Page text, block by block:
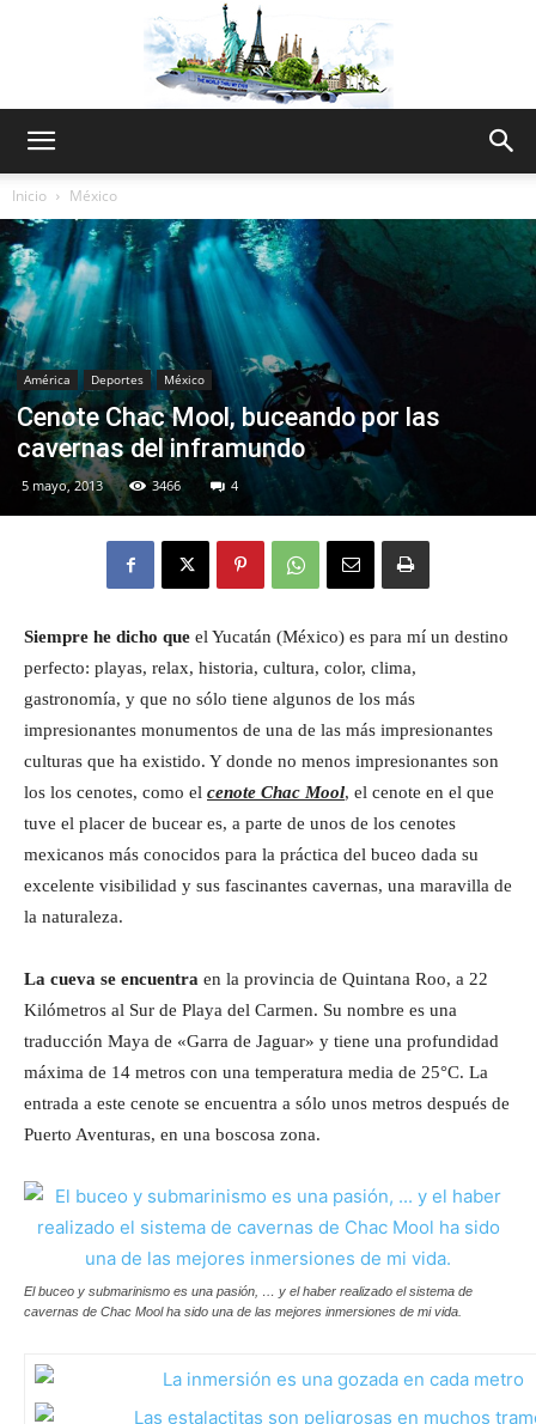
World
Thru
My
Eyes
Inicio México
América Deportes México
Cenote Chac Mool, buceando por las
cavernas del inframundo
5 mayo, 2013 3466 4
Siempre he dicho que el Yucatán (México) es para mí un destino
perfecto: playas, relax, historia, cultura, color, clima,
gastronomía, y que no sólo tiene algunos de los más
impresionantes monumentos de una de las más impresionantes
culturas que ha existido. Y donde no menos impresionantes son
los los cenotes, como el cenote Chac Mool, el cenote en el que
tuve el placer de bucear es, a parte de unos de los cenotes
mexicanos más conocidos para la práctica del buceo dada su
excelente visibilidad y sus fascinantes cavernas, una maravilla de
la naturaleza.
La cueva se encuentra en la provincia de Quintana Roo, a 22
Kilómetros al Sur de Playa del Carmen. Su nombre es una
traducción Maya de «Garra de Jaguar» y tiene una profundidad
máxima de 14 metros con una temperatura media de 25°C. La
entrada a este cenote se encuentra a sólo unos metros después de
Puerto Aventuras, en una boscosa zona.
El buceo y submarinismo es una pasión, … y el haber realizado el sistema de
cavernas de Chac Mool ha sido una de las mejores inmersiones de mi vida.